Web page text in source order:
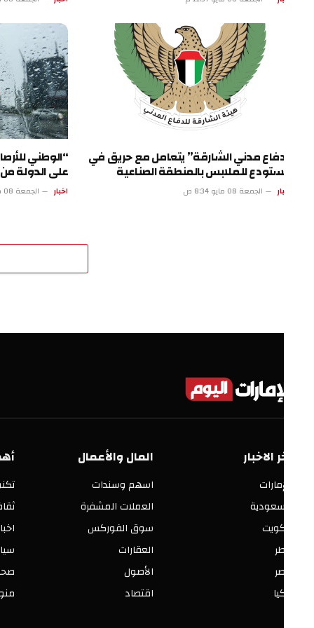
مدني الشارقة” يتعامل مع حريق في
للملابس بالمنطقة الصناعية
الجمعة 08 مايو 8:34 ص
“الوطني للأرصاد”:
على الدولة من
الجمعة 08 مايو 3:33 ص
الاخبار المال والأعمال
اسهم وسندات
العملات المشفرة
سوق الفوركس
العقارات
أهم
تكنولوجيا
ثقافة
اخبار العالم
سياسة
صحة
منوعات